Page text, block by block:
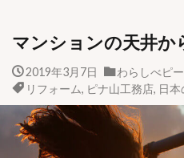
マンションの天井か
2019年3月7日
わらしべピ
リフォーム, ピナ山工務店, 日本